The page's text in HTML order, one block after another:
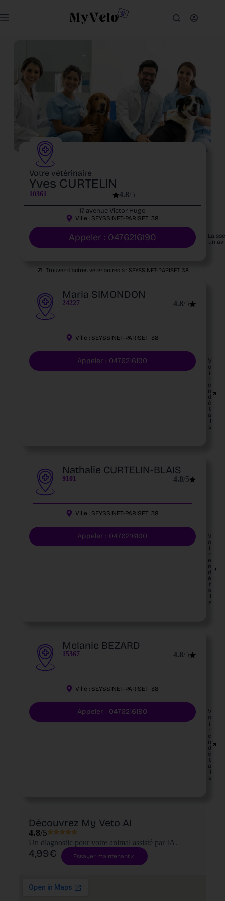
Votre vétérinaire
Yves CURTELIN
10361 4.8/5
17 avenue Victor Hugo
Ville : SEYSSINET-PARISET 38
Appeler : 0476216190
un
Trouvez d'autres vétérianires à : SEYSSINET-PARISET 38
Maria SIMONDON
24227 4.8/5
Ville : SEYSSINET-PARISET 38
Appeler : 0476216190
V
o
i
r
e
n
d
é
t
a
il
s
Nathalie CURTELIN-BLAIS
9101 4.8/5
Ville : SEYSSINET-PARISET 38
Appeler : 0476216190
V
o
i
r
e
n
d
é
t
a
il
s
Melanie BEZARD
15367 4.8/5
Ville : SEYSSINET-PARISET 38
Appeler : 0476216190
V
o
i
r
e
n
d
é
t
a
il
s
Découvrez My Veto AI
4.8/5
Un diagnostic pour votre animal assisté par IA.
4,99€ Essayer maintenant